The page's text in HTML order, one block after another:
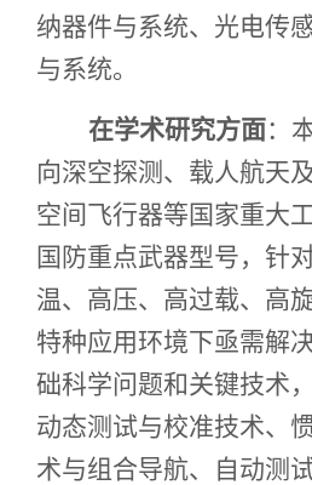
纳器件与系统、光电传
与系统。
在学术研究方面：
向深空探测、载人航天
空间飞行器等国家重大
国防重点武器型号，针
温、高压、高过载、高
特种应用环境下亟需解
础科学问题和关键技术
动态测试与校准技术、
术与组合导航、自动测